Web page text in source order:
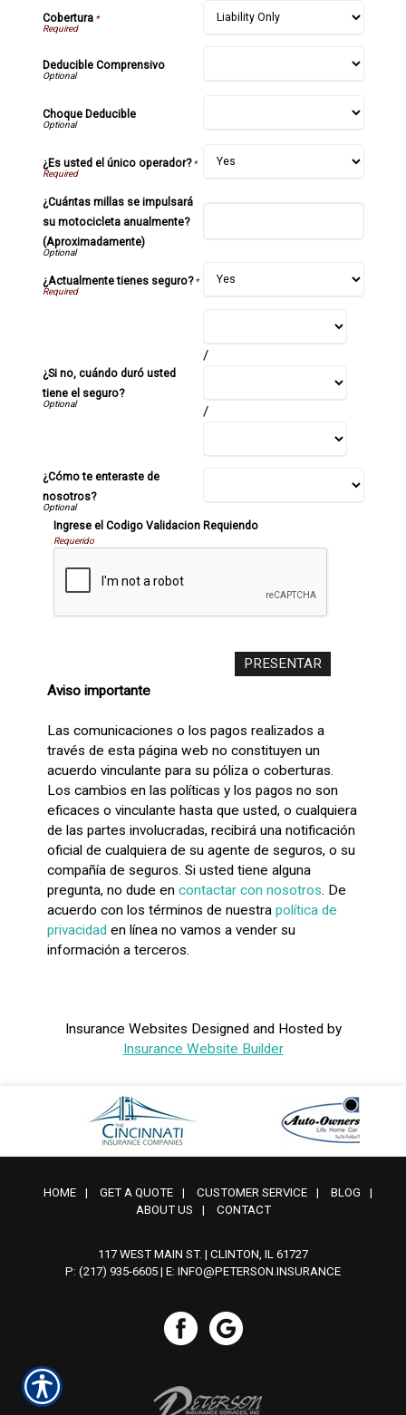
Cobertura*
Deducible Comprensivo
Choque Deducible
¿Es usted el único operador?*
¿Cuántas millas se impulsará
su motocicleta anualmente?
(Aproximadamente)
¿Actualmente tienes seguro?*
¿Si no, cuándo duró usted
tiene el seguro?
/
/
¿Cómo te enteraste de
nosotros?
Ingrese el Codigo Validacion Requiendo
Requerido
Aviso importante
Las comunicaciones o los pagos realizados a
través de esta página web no constituyen un
acuerdo vinculante para su póliza o coberturas.
Los cambios en las políticas y los pagos no son
eficaces o vinculante hasta que usted, o cualquiera
de las partes involucradas, recibirá una notificación
oficial de cualquiera de su agente de seguros, o su
compañía de seguros. Si usted tiene alguna
pregunta, no dude en contactar con nosotros. De
acuerdo con los términos de nuestra política de
privacidad en línea no vamos a vender su
información a terceros.
Insurance Websites Designed and Hosted by
Insurance Website Builder
HOME | GET A QUOTE | CUSTOMER SERVICE | BLOG
|
ABOUT US
| CONTACT
117 WEST MAIN ST. | CLINTON, IL 61727
P: (217) 935-6605 | E: INFO@PETERSON.INSURANCE